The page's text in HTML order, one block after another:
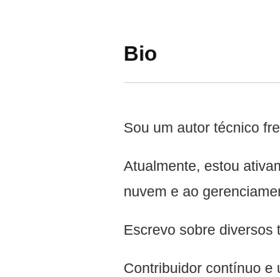
Bio
Sou um autor técnico
Atualmente, estou
nuvem e ao
Escrevo sobre diversos
Contribuidor contínuo e